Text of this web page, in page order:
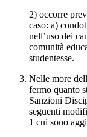
2) occorre
caso: a)
nell’uso dei
comunità
studentesse.
Nelle more
fermo quanto
Sanzioni
seguenti
1 cui sono